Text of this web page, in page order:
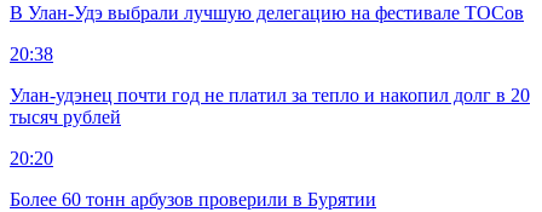
В Улан-Удэ выбрали лучшую делегацию на фестивале ТОСов
20:38
Улан-удэнец почти год не платил за тепло и накопил долг в 20
тысяч рублей
20:20
Более 60 тонн арбузов проверили в Бурятии